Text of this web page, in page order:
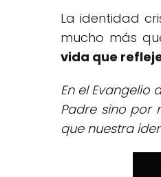
La identidad
mucho más
vida que
En el Evangelio
Padre sino por
que nuestra